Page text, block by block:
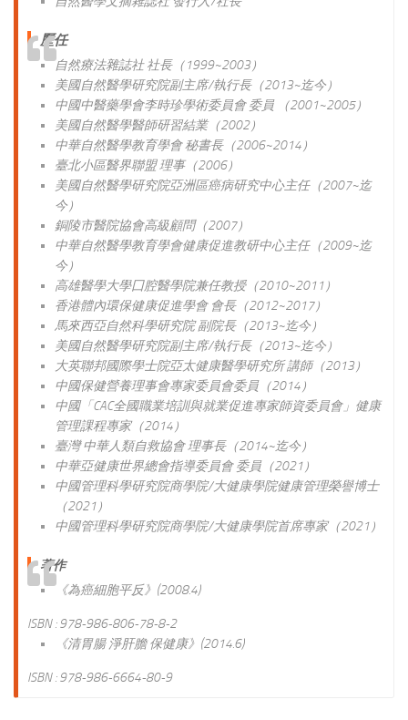
歷任
自然療法雜誌社 社長（1999~2003）
美國自然醫學研究院副主席/執行長（2013~迄今）
中國中醫藥學會李時珍學術委員會 委員 （2001~2005）
美國自然醫學醫師研習結業（2002）
中華自然醫學教育學會 秘書長（2006~2014）
臺北小區醫界聯盟 理事（2006）
美國自然醫學研究院亞洲區癌病研究中心主任（2007~迄
今）
銅陵市醫院協會高級顧問（2007）
中華自然醫學教育學會健康促進教研中心主任（2009~迄
今）
高雄醫學大學囗腔醫學院兼任教授（2010~2011）
香港體內環保健康促進學會 會長（2012~2017）
馬來西亞自然科學研究院 副院長（2013~迄今）
美國自然醫學研究院副主席/執行長（2013~迄今）
大英聯邦國際學士院亞太健康醫學研究所 講師（2013）
中國保健營養理事會專家委員會委員（2014）
中國「CAC全國職業培訓與就業促進專家師資委員會」健康
管理課程專家（2014）
臺灣 中華人類自救協會 理事長（2014~迄今）
中華亞健康世界總會指導委員會 委員（2021）
中國管理科學研究院商學院/大健康學院健康管理榮譽博士
（2021）
中國管理科學研究院商學院/大健康學院首席專家（2021）
著作
《為癌細胞平反》(2008.4)
ISBN : 978-986-806-78-8-2
《清胃腸 淨肝膽 保健康》(2014.6)
ISBN : 978-986-6664-80-9